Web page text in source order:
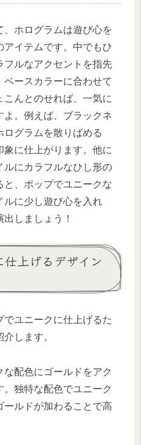
ホログラムは遊び心を
アイテムです。中でもひ
フルなアクセントを指先
ースカラーに合わせて
んとのせれば、一気に
。例えば、ブラックネ
グラムを散りばめる
象に仕上がります。他に
ルにカラフルなひし形の
と、ポップでユニークな
ルに少し遊び心を入れ
しましょう！
上げるデザイン
ユニークに仕上げるた
します。
な配色にゴールドをアク
独特な配色でユニーク
ールドが加わることで高